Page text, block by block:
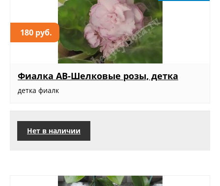
180 руб.
Фиалка АВ-Шелковые розы, детка
детка фиалк
Нет в наличии